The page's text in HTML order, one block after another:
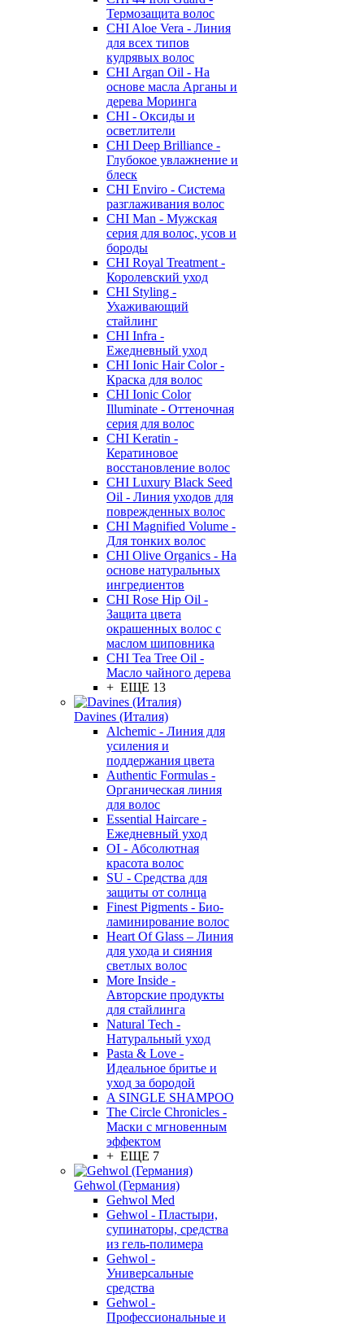
Термозащита волос
CHI Aloe Vera - Линия
для всех типов
кудрявых волос
CHI Argan Oil - На
основе масла Арганы и
дерева Моринга
CHI - Оксиды и
осветлители
CHI Deep Brilliance -
Глубокое увлажнение и
блеск
CHI Enviro - Система
разглаживания волос
CHI Man - Мужская
серия для волос, усов и
бороды
CHI Royal Treatment -
Королевский уход
CHI Styling -
Ухаживающий
стайлинг
CHI Infra -
Ежедневный уход
CHI Ionic Hair Color -
Краска для волос
CHI Ionic Color
Illuminate - Оттеночная
серия для волос
CHI Keratin -
Кератиновое
восстановление волос
CHI Luxury Black Seed
Oil - Линия уходов для
поврежденных волос
CHI Magnified Volume -
Для тонких волос
CHI Olive Organics - На
основе натуральных
ингредиентов
CHI Rose Hip Oil -
Защита цвета
окрашенных волос с
маслом шиповника
CHI Tea Tree Oil -
Масло чайного дерева
+ ЕЩЕ 13
Davines (Италия)
Alchemic - Линия для
усиления и
поддержания цвета
Authentic Formulas -
Органическая линия
для волос
Essential Haircare -
Eжедневный уход
OI - Абсолютная
красота волос
SU - Средства для
защиты от солнца
Finest Pigments - Био-
ламинирование волос
Heart Of Glass – Линия
для ухода и сияния
светлых волос
More Inside -
Авторские продукты
для стайлинга
Natural Tech -
Натуральный уход
Pasta & Love -
Идеальное бритье и
уход за бородой
A SINGLE SHAMPOO
The Circle Chronicles -
Маски с мгновенным
эффектом
+ ЕЩЕ 7
Gehwol (Германия)
Gehwol Med
Gehwol - Пластыри,
супинаторы, средства
из гель-полимера
Gehwol -
Универсальные
средства
Gehwol -
Профессиональные и